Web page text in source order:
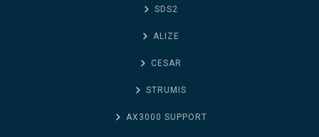
SDS2
ALIZE
CESAR
STRUMIS
AX3000 SUPPORT